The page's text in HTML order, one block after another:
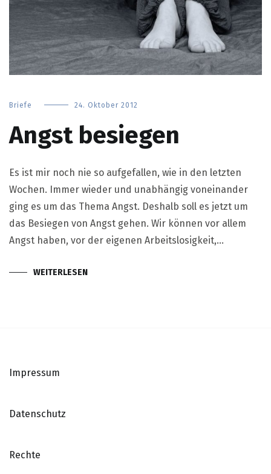
Briefe 24. Oktober 2012
Angst besiegen
Es ist mir noch nie so aufgefallen, wie in den letzten
Wochen. Immer wieder und unabhängig voneinander
ging es um das Thema Angst. Deshalb soll es jetzt um
das Besiegen von Angst gehen. Wir können vor allem
Angst haben, vor der eigenen Arbeitslosigkeit,…
WEITERLESEN
Impressum
Datenschutz
Rechte